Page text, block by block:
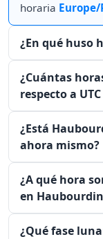
horaria Europe/
¿En qué huso
¿Cuántas
respecto a
¿Está
ahora mismo?
¿A qué hora
en
¿Qué fase